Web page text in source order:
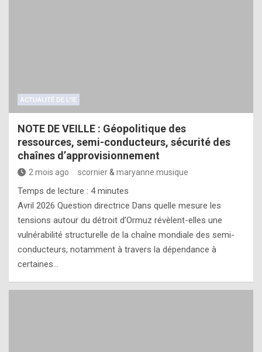
ACTUALITÉ DE L'IE
NOTE DE VEILLE : Géopolitique des
ressources, semi-conducteurs, sécurité des
chaînes d’approvisionnement
2 mois ago scornier& maryanne.musique
Temps de lecture : 4 minutes
Avril 2026 Question directrice Dans quelle mesure les
tensions autour du détroit d’Ormuz révèlent-elles une
vulnérabilité structurelle de la chaîne mondiale des semi-
conducteurs, notamment à travers la dépendance à
certaines…